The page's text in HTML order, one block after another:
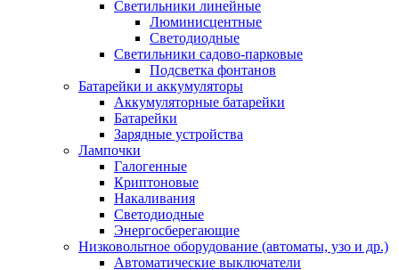
Светильники линейные
Люминисцентные
Светодиодные
Светильники садово-парковые
Подсветка фонтанов
Батарейки и аккумуляторы
Аккумуляторные батарейки
Батарейки
Зарядные устройства
Лампочки
Галогенные
Криптоновые
Накаливания
Светодиодные
Энергосберегающие
Низковольтное оборудование (автоматы, узо и др.)
Автоматические выключатели